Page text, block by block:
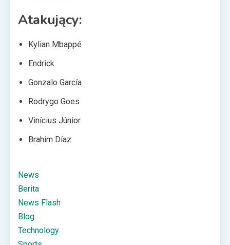
Atakujący:
Kylian Mbappé
Endrick
Gonzalo García
Rodrygo Goes
Vinícius Júnior
Brahim Díaz
News
Berita
News Flash
Blog
Technology